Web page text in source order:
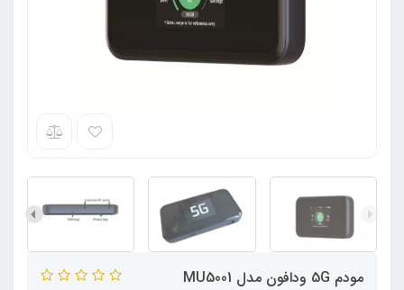
مودم 5G ودافون مدل MU5001